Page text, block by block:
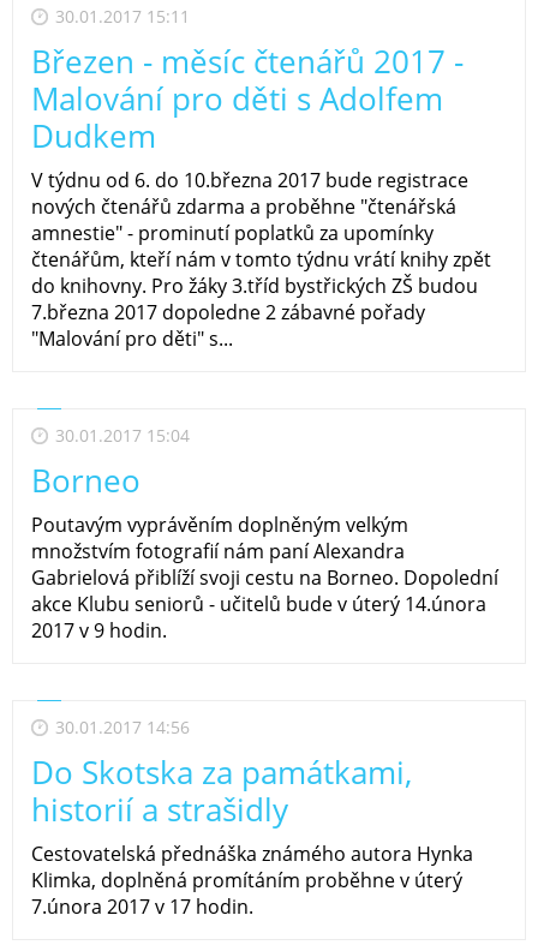
30.01.2017 15:11
Březen - měsíc čtenářů 2017 -
Malování pro děti s Adolfem
Dudkem
V týdnu od 6. do 10.března 2017 bude registrace
nových čtenářů zdarma a proběhne "čtenářská
amnestie" - prominutí poplatků za upomínky
čtenářům, kteří nám v tomto týdnu vrátí knihy zpět
do knihovny. Pro žáky 3.tříd bystřických ZŠ budou
7.března 2017 dopoledne 2 zábavné pořady
"Malování pro děti" s...
30.01.2017 15:04
Borneo
Poutavým vyprávěním doplněným velkým
množstvím fotografií nám paní Alexandra
Gabrielová přiblíží svoji cestu na Borneo. Dopolední
akce Klubu seniorů - učitelů bude v úterý 14.února
2017 v 9 hodin.
30.01.2017 14:56
Do Skotska za památkami,
historií a strašidly
Cestovatelská přednáška známého autora Hynka
Klimka, doplněná promítáním proběhne v úterý
7.února 2017 v 17 hodin.